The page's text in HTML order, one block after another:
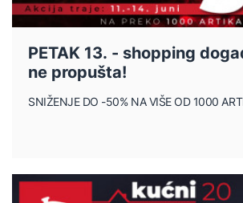
PETAK 13. - shopping
ne propušta!
SNIŽENJE DO -50% NA VIŠE OD 1000